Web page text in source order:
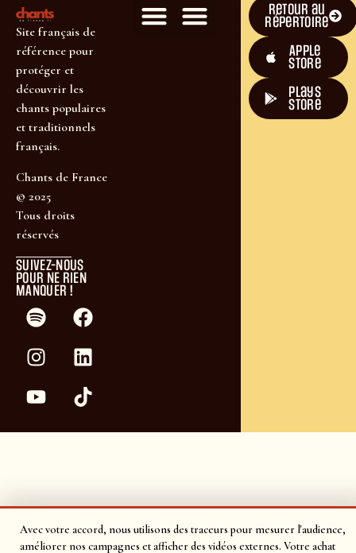
Avec votre accord, nous utilisons des traceurs pour mesurer l'audience,
améliorer nos campagnes et afficher des vidéos externes. Votre achat
Site français de
référence pour
protéger et
découvrir les
chants populaires
et traditionnels
français.
Chants de France
© 2025
Tous droits
réservés
SUIVEZ-NOUS
POUR NE RIEN
MANQUER !
Retour au
répertoire
Apple
Store
plays
store